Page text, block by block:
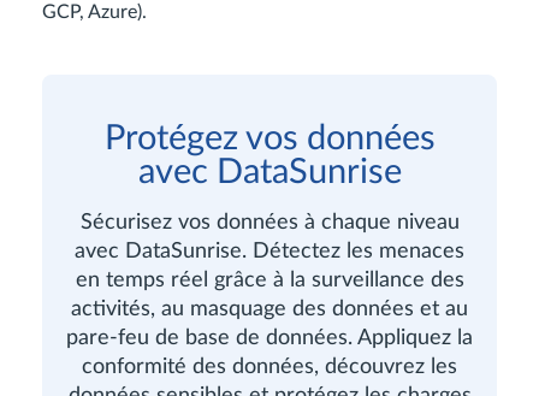
GCP, Azure).
Protégez vos données
avec DataSunrise
Sécurisez vos données à chaque niveau
avec DataSunrise. Détectez les menaces
en temps réel grâce à la surveillance des
activités, au masquage des données et au
pare-feu de base de données. Appliquez la
conformité des données, découvrez les